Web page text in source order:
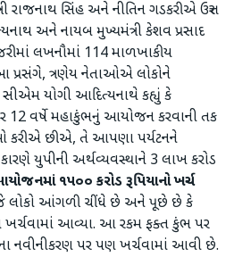
રાજનાથ સિંહ અને નીતિન ગડકરીએ ઉત્તર
અને નાયબ મુખ્યમંત્રી કેશવ પ્રસાદ
લખનૌમાં 114 માળખાકીય
આ પ્રસંગે, ત્રણેય નેતાઓએ લોકોને
યોગી આદિત્યનાથે કહ્યું કે
વર્ષે મહાકુંભનું આયોજન કરવાની તક
કરીએ છીએ, તે આપણા પર્યટનને
યુપીની અર્થવ્યવસ્થાને 3 લાખ કરોડ
૧૫૦૦ કરોડ રૂપિયાનો ખર્ચ
લોકો આંગળી ચીંધે છે અને પૂછે છે કે
ખર્ચવામાં આવ્યા. આ રકમ ફક્ત કુંભ પર
નવીનીકરણ પર પણ ખર્ચવામાં આવી છે.